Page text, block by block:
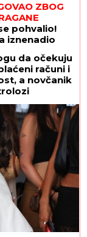
ZBOG
pohvalio!
iznenadio
da očekuju
računi i
a novčanik